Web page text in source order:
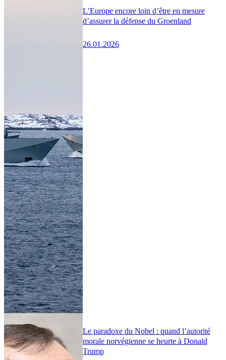
L’Europe encore loin d’être en mesure
d’assurer la défense du Groenland
26.01.2026
Le paradoxe du Nobel : quand l’autorité
morale norvégienne se heurte à Donald
Trump